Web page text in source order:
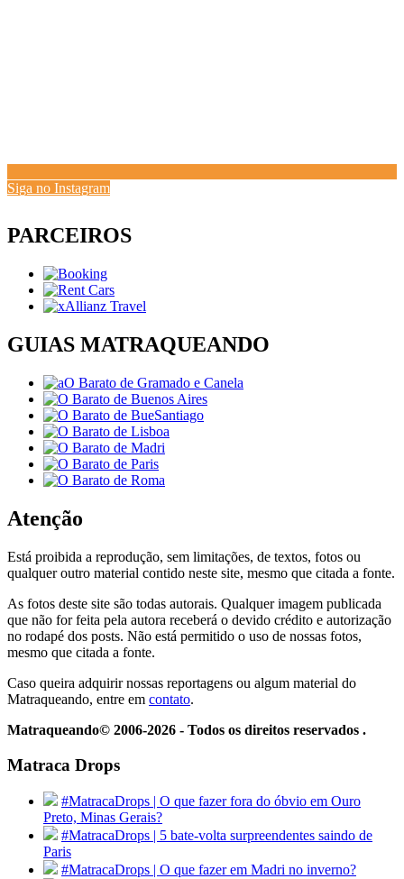
Siga no Instagram
PARCEIROS
GUIAS MATRAQUEANDO
Atenção
Está proibida a reprodução, sem limitações, de textos, fotos ou
qualquer outro material contido neste site, mesmo que citada a fonte.
As fotos deste site são todas autorais. Qualquer imagem publicada
que não for feita pela autora receberá o devido crédito e autorização
no rodapé dos posts. Não está permitido o uso de nossas fotos,
mesmo que citada a fonte.
Caso queira adquirir nossas reportagens ou algum material do
Matraqueando, entre em contato.
Matraqueando© 2006-2026 - Todos os direitos reservados .
Matraca Drops
#MatracaDrops | O que fazer fora do óbvio em Ouro
Preto, Minas Gerais?
#MatracaDrops | 5 bate-volta surpreendentes saindo de
Paris
#MatracaDrops | O que fazer em Madri no inverno?